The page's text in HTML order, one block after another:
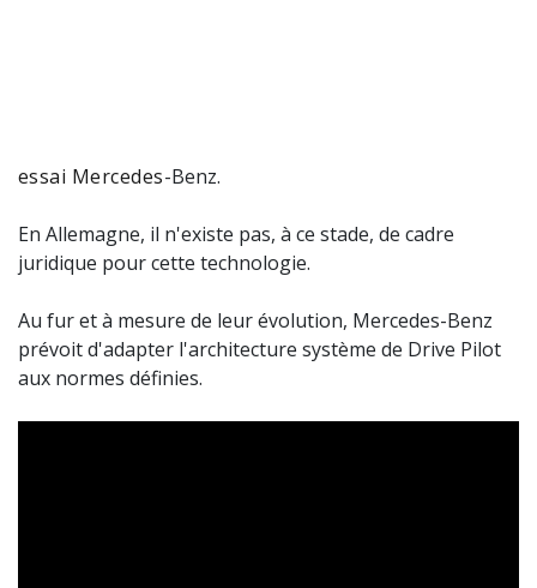
essai Mercedes-Benz.
En Allemagne, il n'existe pas, à ce stade, de cadre
juridique pour cette technologie.
Au fur et à mesure de leur évolution, Mercedes-Benz
prévoit d'adapter l'architecture système de Drive Pilot
aux normes définies.